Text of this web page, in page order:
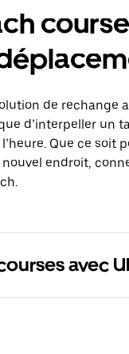
de rechange
d’interpeller un
Que ce soit
endroit,
avec